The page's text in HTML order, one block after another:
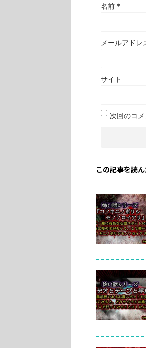
名前 *
メールアドレ
サイト
次回のコ
この記事を読